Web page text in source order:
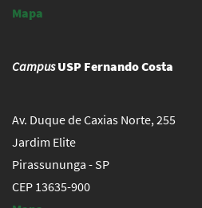
Mapa
CampusUSP Fernando Costa
Av. Duque de Caxias Norte, 255
Jardim Elite
Pirassununga - SP
CEP 13635-900